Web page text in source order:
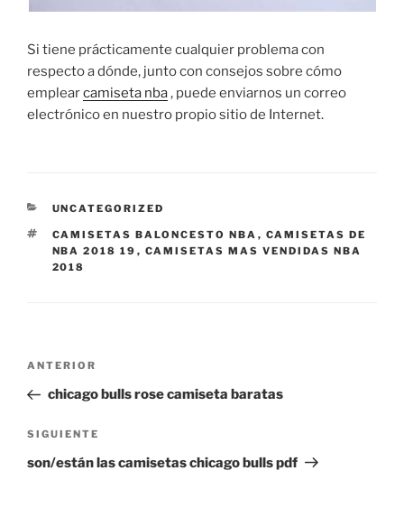
Si tiene prácticamente cualquier problema con
respecto a dónde, junto con consejos sobre cómo
emplearcamiseta nba, puede enviarnos un correo
electrónico en nuestro propio sitio de Internet.
CATEGORÍAS
UNCATEGORIZED
ETIQUETAS
CAMISETAS BALONCESTO NBA , CAMISETAS DE
NBA 2018 19 , CAMISETAS MAS VENDIDAS NBA
2018
Navegación
entradas
Entrada
anterior:
ANTERIOR
chicago bulls rose camiseta baratas
Siguiente
entrada
SIGUIENTE
son/están las camisetas chicago bulls pdf